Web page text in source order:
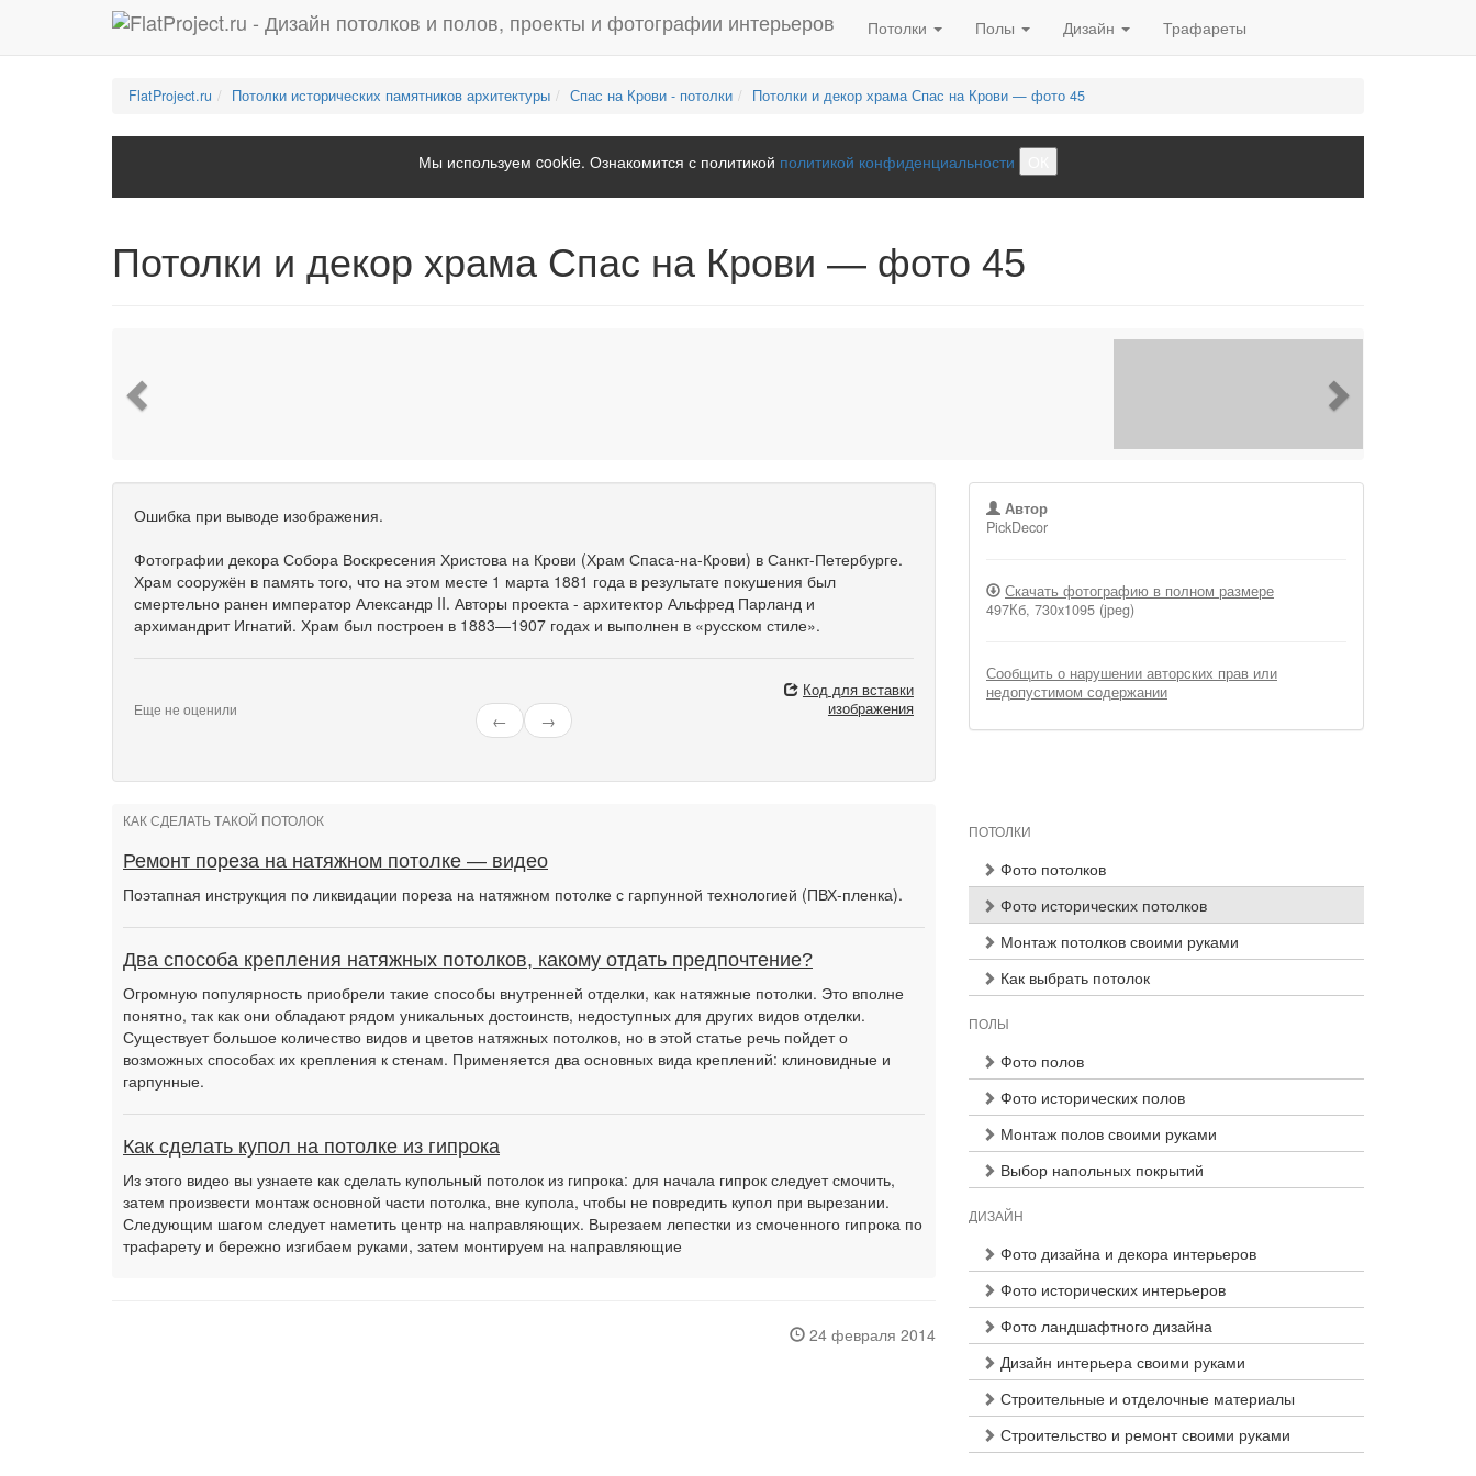
Потолки Полы Дизайн Трафареты
FlatProject.ru Потолки исторических памятников архитектуры Спас на Крови - потолки Потолки и декор храма Спас на Крови — фото 45
Мы используем cookie. Ознакомится с политикой политикой конфиденциальности
Потолки и декор храма Спас на Крови — фото 45
Ошибка при выводе изображения.
Фотографии декора Собора Воскресения Христова на Крови (Храм Спаса-на-Крови) в Санкт-Петербурге.
Храм сооружён в память того, что на этом месте 1 марта 1881 года в результате покушения был
смертельно ранен император Александр II. Авторы проекта - архитектор Альфред Парланд и
архимандрит Игнатий. Храм был построен в 1883—1907 годах и выполнен в «русском стиле».
Еще не оценили
← →
Код для вставки
изображения
Автор
PickDecor
Скачать фотографию в полном размере
497Кб, 730x1095 (jpeg)
Сообщить о нарушении авторских прав или
недопустимом содержании
КАК СДЕЛАТЬ ТАКОЙ ПОТОЛОК
Ремонт пореза на натяжном потолке — видео
Поэтапная инструкция по ликвидации пореза на натяжном потолке с гарпунной технологией (ПВХ-пленка).
Два способа крепления натяжных потолков, какому отдать предпочтение?
Огромную популярность приобрели такие способы внутренней отделки, как натяжные потолки. Это вполне
понятно, так как они обладают рядом уникальных достоинств, недоступных для других видов отделки.
Существует большое количество видов и цветов натяжных потолков, но в этой статье речь пойдет о
возможных способах их крепления к стенам. Применяется два основных вида креплений: клиновидные и
гарпунные.
Как сделать купол на потолке из гипрока
Из этого видео вы узнаете как сделать купольный потолок из гипрока: для начала гипрок следует смочить,
затем произвести монтаж основной части потолка, вне купола, чтобы не повредить купол при вырезании.
Следующим шагом следует наметить центр на направляющих. Вырезаем лепестки из смоченного гипрока по
трафарету и бережно изгибаем руками, затем монтируем на направляющие
24 февраля 2014
ПОТОЛКИ
Фото потолков
Фото исторических потолков
Монтаж потолков своими руками
Как выбрать потолок
ПОЛЫ
Фото полов
Фото исторических полов
Монтаж полов своими руками
Выбор напольных покрытий
ДИЗАЙН
Фото дизайна и декора интерьеров
Фото исторических интерьеров
Фото ландшафтного дизайна
Дизайн интерьера своими руками
Строительные и отделочные материалы
Строительство и ремонт своими руками